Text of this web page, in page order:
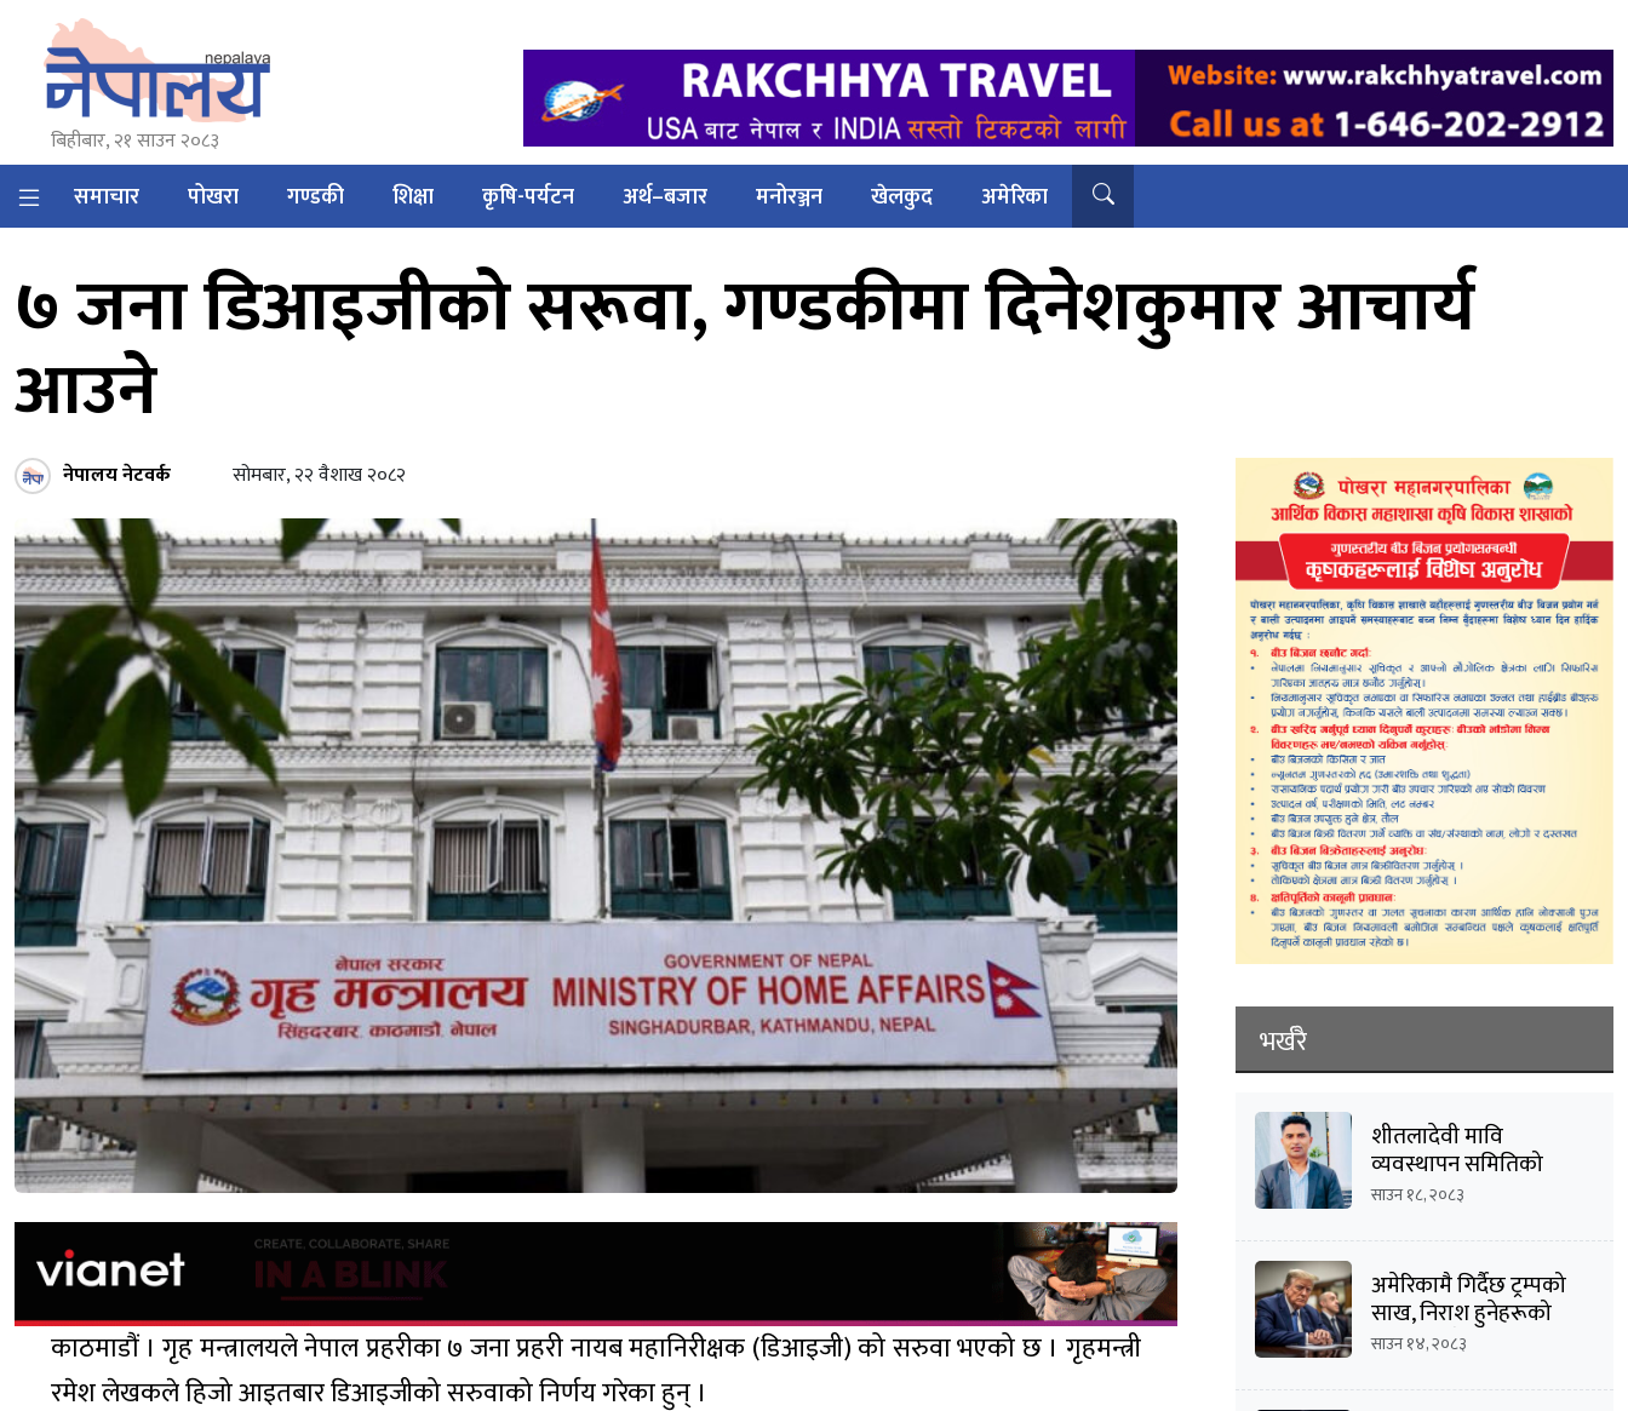
बिहीबार, २१ साउन २०८३
समाचार पोखरा गण्डकी शिक्षा कृषि-पर्यटन अर्थ–बजार मनोरञ्जन खेलकुद अमेरिका
७ जना डिआइजीको सरूवा, गण्डकीमा दिनेशकुमार आचार्य
आउने
नेपालय नेटवर्क सोमबार, २२ वैशाख २०८२
काठमाडौं । गृह मन्त्रालयले नेपाल प्रहरीका ७ जना प्रहरी नायब महानिरीक्षक (डिआइजी) को सरुवा भएको छ । गृहमन्त्री
रमेश लेखकले हिजो आइतबार डिआइजीको सरुवाको निर्णय गरेका हुन् ।
भर्खरै
शीतलादेवी मावि
व्यवस्थापन समितिको
अध्यक्षमा दीपक कार्की
साउन १८, २०८३
अमेरिकामै गिर्दैछ ट्रम्पको
साख, निराश हुनेहरूको
संख्या बढ्दै
साउन १४, २०८३